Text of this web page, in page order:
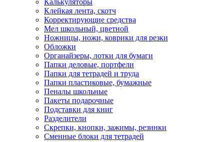
Калькуляторы
Клейкая лента, скотч
Корректирующие средства
Мел школьный, цветной
Ножницы, ножи, коврики для резки
Обложки
Органайзеры, лотки для бумаги
Папки деловые, портфели
Папки для тетрадей и труда
Папки пластиковые, бумажные
Пеналы школьные
Пакеты подарочные
Подставки для книг
Разделители
Скрепки, кнопки, зажимы, резинки
Сменные блоки для тетрадей